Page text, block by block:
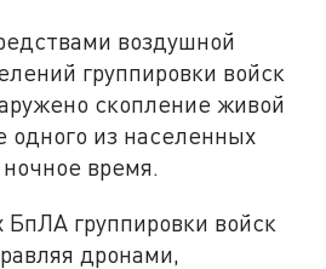
воздушной
группировки войск
скопление живой
из населенных
время.
группировки войск
дронами,